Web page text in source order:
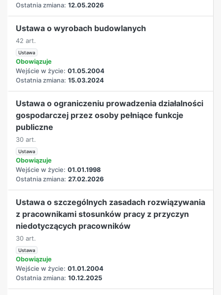
Ostatnia zmiana: 12.05.2026
Ustawa o wyrobach budowlanych
42 art.
Ustawa
Obowiązuje
Wejście w życie: 01.05.2004
Ostatnia zmiana: 15.03.2024
Ustawa o ograniczeniu prowadzenia działalności
gospodarczej przez osoby pełniące funkcje
publiczne
30 art.
Ustawa
Obowiązuje
Wejście w życie: 01.01.1998
Ostatnia zmiana: 27.02.2026
Ustawa o szczególnych zasadach rozwiązywania
z pracownikami stosunków pracy z przyczyn
niedotyczących pracowników
30 art.
Ustawa
Obowiązuje
Wejście w życie: 01.01.2004
Ostatnia zmiana: 10.12.2025